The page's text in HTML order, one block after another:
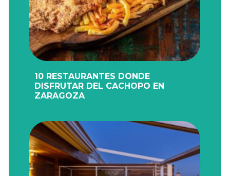
10 RESTAURANTES DONDE
DISFRUTAR DEL CACHOPO EN
ZARAGOZA